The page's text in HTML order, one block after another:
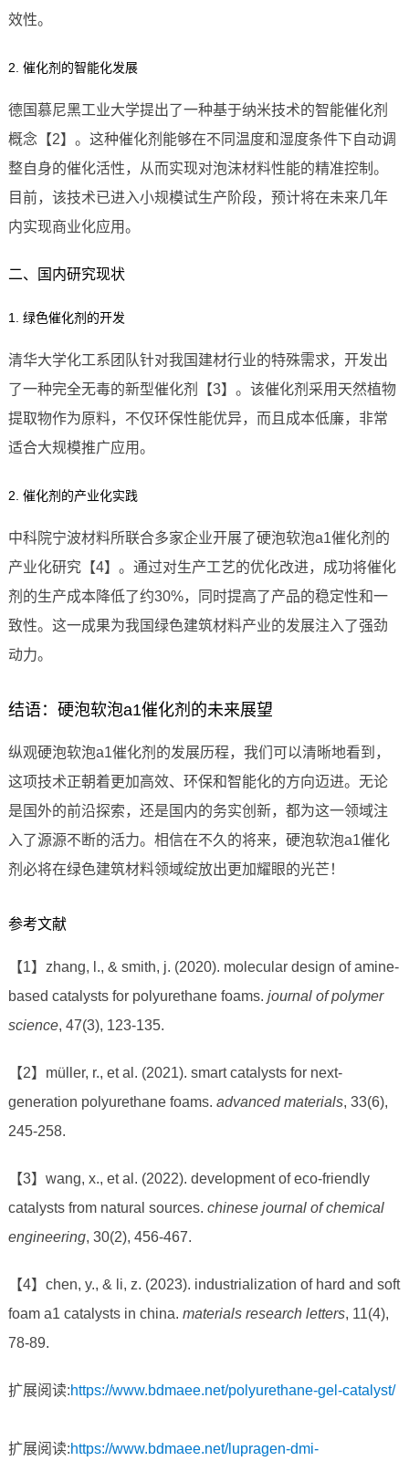
效性。
2. 催化剂的智能化发展
德国慕尼黑工业大学提出了一种基于纳米技术的智能催化剂
概念【2】。这种催化剂能够在不同温度和湿度条件下自动调
整自身的催化活性，从而实现对泡沫材料性能的精准控制。
目前，该技术已进入小规模试生产阶段，预计将在未来几年
内实现商业化应用。
二、国内研究现状
1. 绿色催化剂的开发
清华大学化工系团队针对我国建材行业的特殊需求，开发出
了一种完全无毒的新型催化剂【3】。该催化剂采用天然植物
提取物作为原料，不仅环保性能优异，而且成本低廉，非常
适合大规模推广应用。
2. 催化剂的产业化实践
中科院宁波材料所联合多家企业开展了硬泡软泡a1催化剂的
产业化研究【4】。通过对生产工艺的优化改进，成功将催化
剂的生产成本降低了约30%，同时提高了产品的稳定性和一
致性。这一成果为我国绿色建筑材料产业的发展注入了强劲
动力。
结语：硬泡软泡a1催化剂的未来展望
纵观硬泡软泡a1催化剂的发展历程，我们可以清晰地看到，
这项技术正朝着更加高效、环保和智能化的方向迈进。无论
是国外的前沿探索，还是国内的务实创新，都为这一领域注
入了源源不断的活力。相信在不久的将来，硬泡软泡a1催化
剂必将在绿色建筑材料领域绽放出更加耀眼的光芒！
参考文献
【1】zhang, l., & smith, j. (2020). molecular design of amine-
based catalysts for polyurethane foams. journal of polymer
science, 47(3), 123-135.
【2】müller, r., et al. (2021). smart catalysts for next-
generation polyurethane foams. advanced materials, 33(6),
245-258.
【3】wang, x., et al. (2022). development of eco-friendly
catalysts from natural sources. chinese journal of chemical
engineering, 30(2), 456-467.
【4】chen, y., & li, z. (2023). industrialization of hard and soft
foam a1 catalysts in china. materials research letters, 11(4),
78-89.
扩展阅读:https://www.bdmaee.net/polyurethane-gel-catalyst/
扩展阅读:https://www.bdmaee.net/lupragen-dmi-